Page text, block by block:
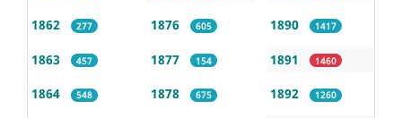
1862 277
1863 457
1864 548
1876 605
1877 154
1878 675
1890 1417
1891 1460
1892 1260